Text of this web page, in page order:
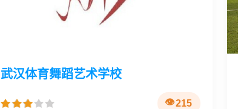
武汉体育舞蹈艺术学校
215